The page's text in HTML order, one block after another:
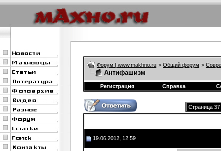
Форум | www.makhno.ru > Общий форум >
Антифашизм
Регистрация Справка
Страница 37
19.06.2012, 12:59